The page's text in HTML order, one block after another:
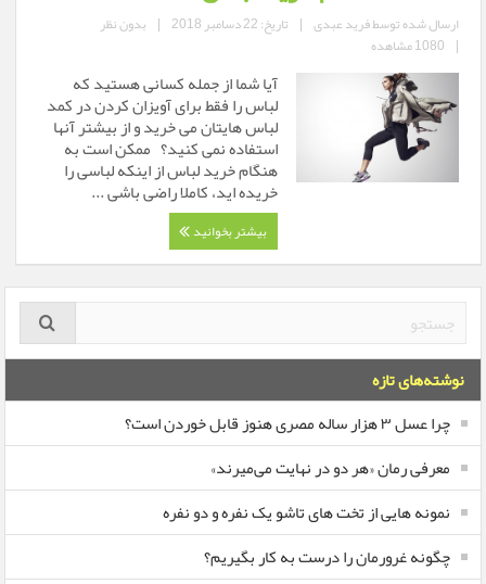
ارسال شده توسطفرید عبدی | تاریخ: 22 دسامبر 2018 | بدون نظر
| 1080 مشاهده
آیا شما از جمله کسانی هستید که
لباس را فقط برای آویزان کردن در کمد
لباس هایتان می خرید و از بیشتر آنها
استفاده نمی کنید؟ ممکن است به
هنگام خرید لباس از اینکه لباسی را
خریده اید، کاملا راضی باشی ...
بیشتر بخوانید
نوشته‌های تازه
چرا عسل ۳ هزار ساله‌ مصری هنوز قابل خوردن است؟
معرفی رمان «هر دو در نهایت می‌میرند»
نمونه هایی از تخت های تاشو یک نفره و دو نفره
چگونه غرورمان را درست به کار بگیریم؟